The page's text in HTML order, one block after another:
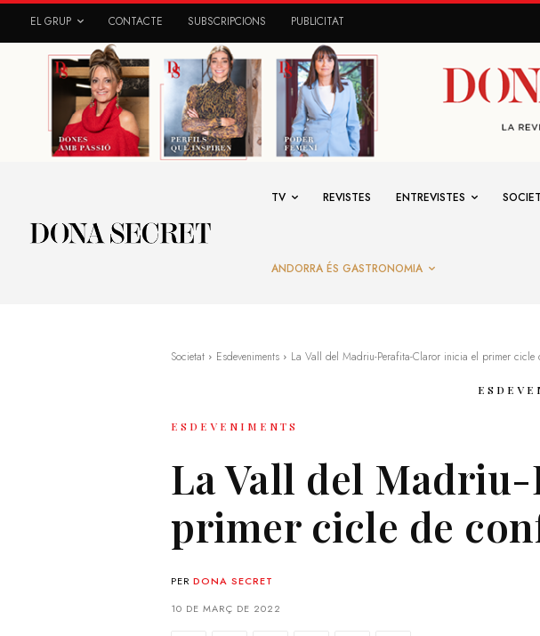
EL GRUP CONTACTE SUBSCRIPCIONS PUBLICITAT
TV REVISTES ENTREVISTES
ANDORRA ÉS GASTRONOMIA
Societat Esdeveniments La Vall del Madriu-Perafita-Claror inicia el primer cicle
ESDEVENIMENTS
La Vall del
primer cicle de
PER DONA SECRET
10 DE MARÇ DE 2022